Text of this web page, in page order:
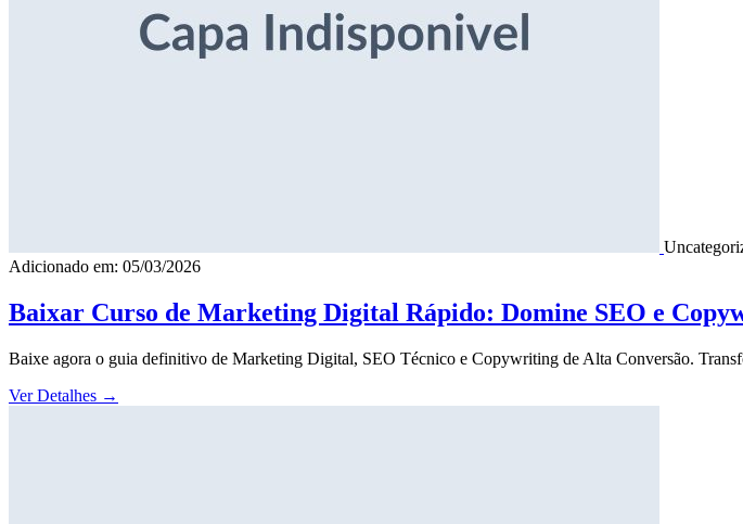
Adicionado em: 05/03/2026
Baixar Curso de Marketing Digital Rápido: Domine SEO e
Baixe agora o guia definitivo de Marketing Digital, SEO Técnico e Copywriting de Alta Conversão.
Ver Detalhes →